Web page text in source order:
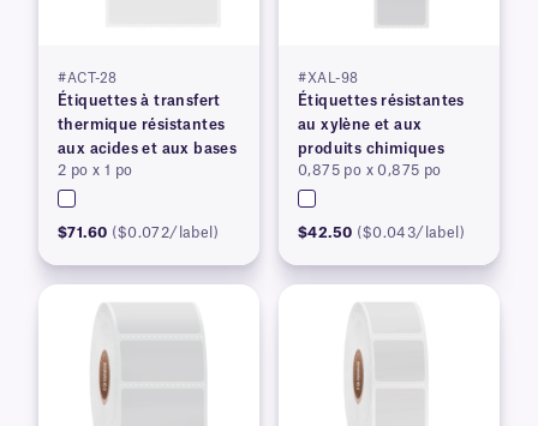
#ACT-28
Étiquettes à transfert
thermique résistantes
aux acides et aux bases
2 po x 1 po
$71.60 ($0.072/label)
#XAL-98
Étiquettes résistantes
au xylène et aux
produits chimiques
0,875 po x 0,875 po
$42.50 ($0.043/label)